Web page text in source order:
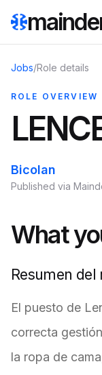
Jobs/Role details
ROLE OVERVIEW
Bicolan
Published via
What
Resumen del
El puesto de
correcta
la ropa de